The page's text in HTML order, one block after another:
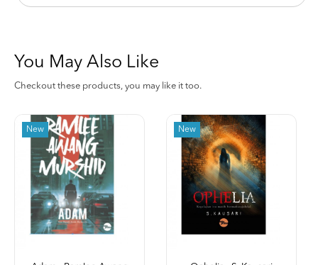
You May Also Like
Checkout these products, you may like it too.
New New